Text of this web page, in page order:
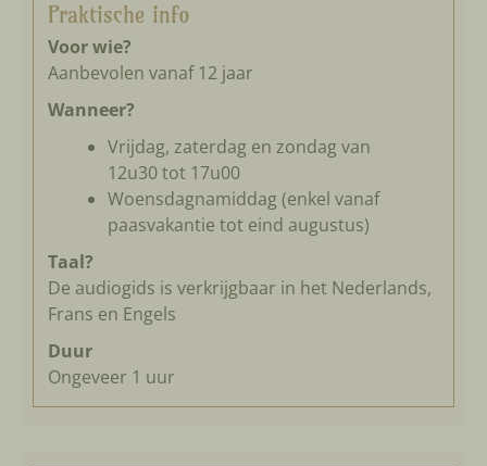
Praktische info
Voor wie?
Aanbevolen vanaf 12 jaar
Wanneer?
Vrijdag, zaterdag en zondag van
12u30 tot 17u00
Woensdagnamiddag (enkel vanaf
paasvakantie tot eind augustus)
Taal?
De audiogids is verkrijgbaar in het Nederlands,
Frans en Engels
Duur
Ongeveer 1 uur